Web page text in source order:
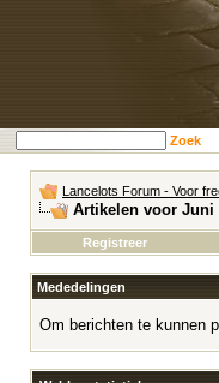
Zoek
Lancelots Forum - Voor
Artikelen voor Juni
Registreer
Mededelingen
Om berichten te kunnen